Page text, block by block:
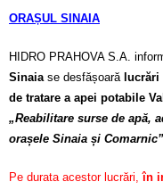
ORAȘUL SINAIA
HIDRO PRAHOVA S.A.
Sinaiase desfășoară
de tratare a apei potabile
„Reabilitare surse de apă,
orașele Sinaia și Comarnic”
Pe durata acestor lucrări,în